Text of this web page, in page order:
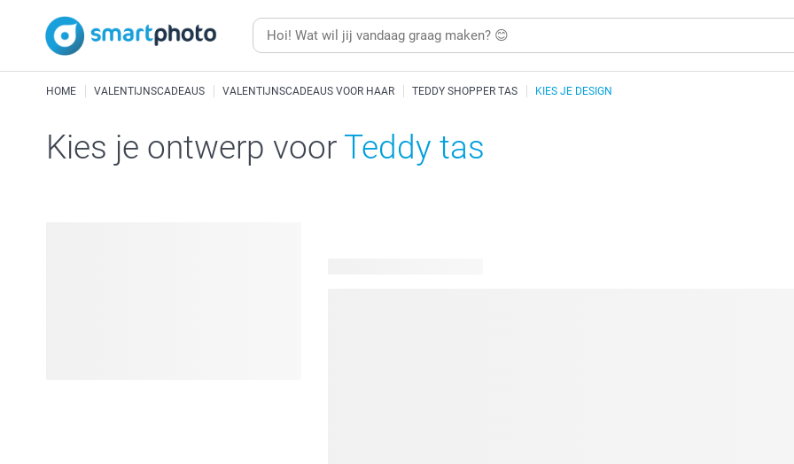
HOME VALENTIJNSCADEAUS VALENTIJNSCADEAUS VOOR HAAR TEDDY SHOPPER TAS KIES JE DESIGN
Kies je ontwerp voor Teddy tas